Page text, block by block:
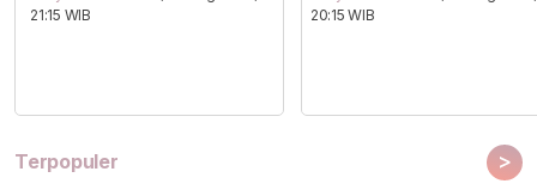
21:15 WIB
20:15 WIB
Terpopuler >